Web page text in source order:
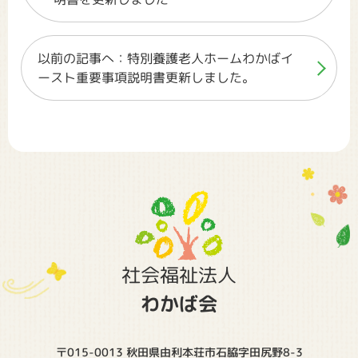
以前の記事へ：特別養護老人ホームわかばイ
ースト重要事項説明書更新しました。
社会福祉法人
わかば会
〒015-0013 秋田県由利本荘市石脇字田尻野8-3